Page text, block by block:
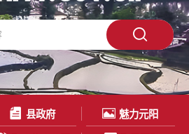
县政府 魅力元阳